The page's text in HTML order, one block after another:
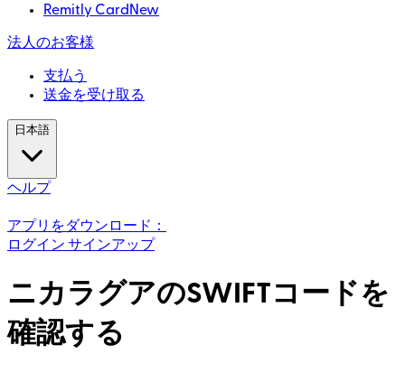
Remitly Card New
法人のお客様
支払う
送金を受け取る
日本語
ヘルプ
アプリをダウンロード：
ログイン サインアップ
ニカラグアのSWIFTコードを
確認する